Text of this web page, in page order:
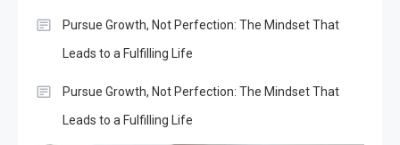
Pursue Growth, Not Perfection: The Mindset That
Leads to a Fulfilling Life
Pursue Growth, Not Perfection: The Mindset That
Leads to a Fulfilling Life